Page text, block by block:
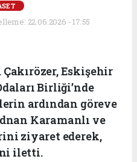
22.06.2026 - 17:55
Eskişehir
Birliği’nde
ardından göreve
Karamanlı ve
ziyaret ederek,
iletti.